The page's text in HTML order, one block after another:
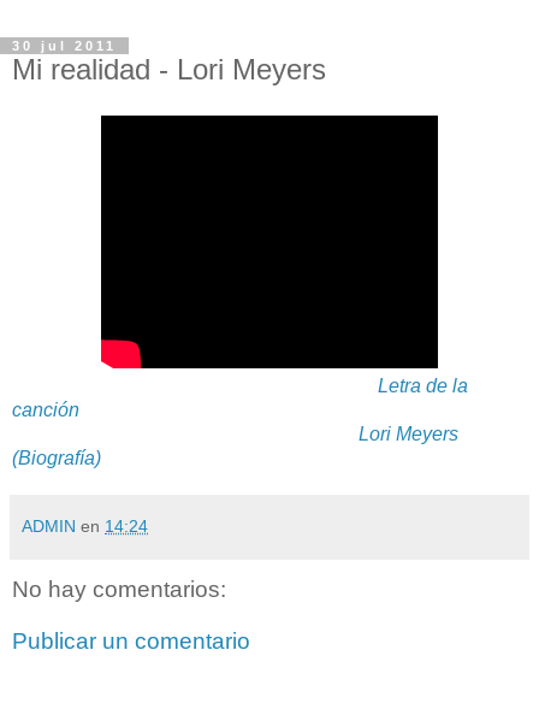
30 jul 2011
Mi realidad - Lori Meyers
Letra de la
canción
Lori Meyers
(Biografía)
ADMIN en 14:24
No hay comentarios:
Publicar un comentario